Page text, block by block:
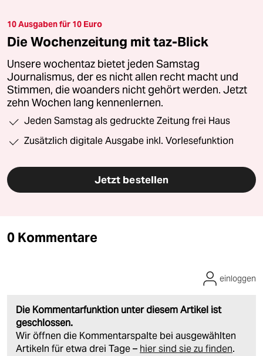
10 Ausgaben für 10 Euro
Die Wochenzeitung mit taz-Blick
Unsere wochentaz bietet jeden Samstag
Journalismus, der es nicht allen recht macht und
Stimmen, die woanders nicht gehört werden. Jetzt
zehn Wochen lang kennenlernen.
Jeden Samstag als gedruckte Zeitung frei Haus
Zusätzlich digitale Ausgabe inkl. Vorlesefunktion
Jetzt bestellen
0 Kommentare
Die Kommentarfunktion unter diesem Artikel ist
geschlossen.
Wir öffnen die Kommentarspalte bei ausgewählten
Artikeln für etwa drei Tage – hier sind sie zu finden.
einloggen